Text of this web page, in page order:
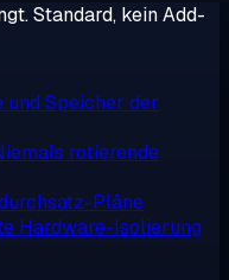
Standard, kein Add-
und Speicher der
rotierende
Pläne
Hardware-Isolierung